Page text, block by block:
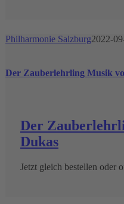
Philharmonie Salzburg2022-
Der Zauberlehrling Musik
Der
Dukas
Jetzt gleich bestellen oder